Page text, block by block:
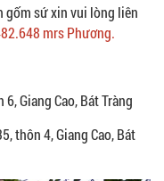
gốm sứ xin vui lòng liên
mrs Phương.
Giang Cao, Bát Tràng
thôn 4, Giang Cao, Bát